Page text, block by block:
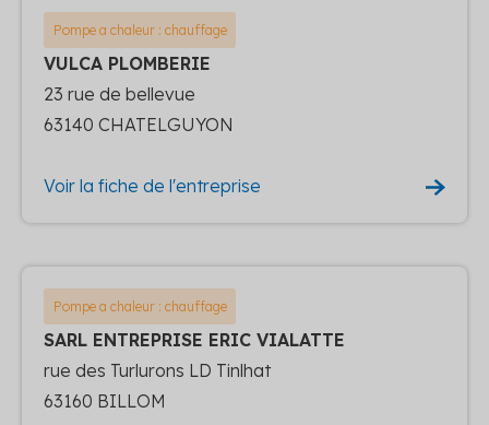
Pompe a chaleur : chauffage
VULCA PLOMBERIE
23 rue de bellevue
63140 CHATELGUYON
Voir la fiche de l'entreprise
Pompe a chaleur : chauffage
SARL ENTREPRISE ERIC VIALATTE
rue des Turlurons LD Tinlhat
63160 BILLOM